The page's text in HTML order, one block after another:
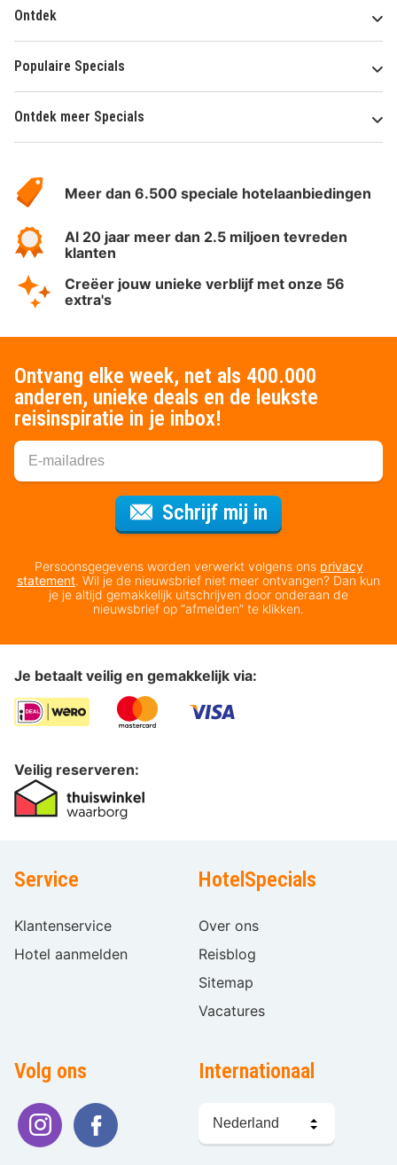
Ontdek
Populaire Specials
Ontdek meer Specials
HotelSpecials
Meer dan 6.500 speciale hotelaanbiedingen
Al 20 jaar meer dan 2.5 miljoen tevreden
klanten
Creëer jouw unieke verblijf met onze 56
extra's
Ontvang elke week, net als 400.000
anderen, unieke deals en de leukste
reisinspiratie in je inbox!
Schrijf mij in
Persoonsgegevens worden verwerkt volgens ons privacy
statement. Wil je de nieuwsbrief niet meer ontvangen? Dan kun
je je altijd gemakkelijk uitschrijven door onderaan de
nieuwsbrief op “afmelden” te klikken.
Je betaalt veilig en gemakkelijk via:
Veilig reserveren:
Service
Klantenservice
Hotel aanmelden
HotelSpecials
Over ons
Reisblog
Sitemap
Vacatures
Volg ons Internationaal
kiezen